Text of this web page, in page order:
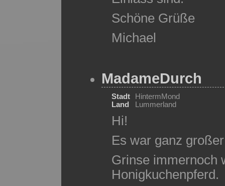
Schöne Grüße
Michael
MadameDurch
Stadt
HintermMond
Land
Lummerland
Hi!
Es war ganz
Grinse immernoch
Honigkuchenpferd.